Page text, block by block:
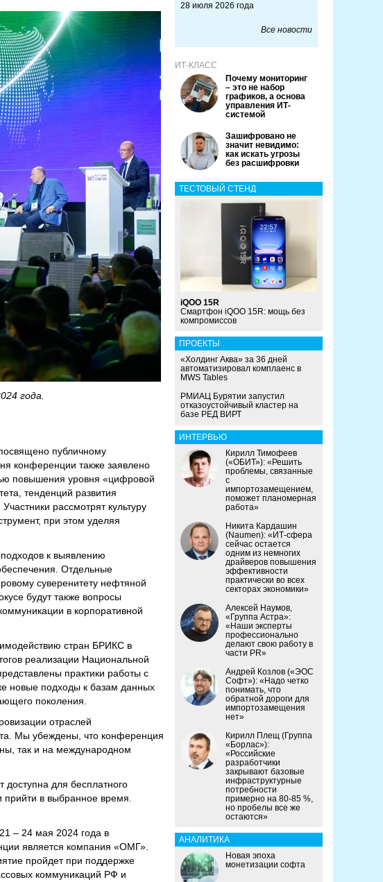
года.
публичному
конференции также заявлено
повышения уровня «цифровой
тенденций развития
рассмотрят культуру
при этом уделяя
к выявлению
Отдельные
суверенитету нефтяной
будут также вопросы
в корпоративной
стран БРИКС в
реализации Национальной
практики работы с
новые подходы к базам данных
поколения.
отраслей
Мы убеждены, что конференция
так и на международном
для бесплатного
в выбранное время.
– 24 мая 2024 года в
является компания «ОМГ».
пройдет при поддержке
коммуникаций РФ и
28 июля 2026 года
Все новости
ИТ-КЛАСС
Почему мониторинг
– это не набор
графиков, а основа
управления ИТ-
системой
Зашифровано не
значит невидимо:
как искать угрозы
без расшифровки
ТЕСТОВЫЙ СТЕНД
iQOO 15R
Смартфон iQOO 15R: мощь без
компромиссов
ПРОЕКТЫ
«Холдинг Аква» за 36 дней
автоматизировал комплаенс в
MWS Tables
РМИАЦ Бурятии запустил
отказоустойчивый кластер на
базе РЕД ВИРТ
ИНТЕРВЬЮ
Кирилл Тимофеев
(«ОБИТ»): «Решить
проблемы, связанные
с
импортозамещением,
поможет планомерная
работа»
Никита Кардашин
(Naumen): «ИТ-сфера
сейчас остается
одним из немногих
драйверов повышения
эффективности
практически во всех
секторах экономики»
Алексей Наумов,
«Группа Астра»:
«Наши эксперты
профессионально
делают свою работу в
части PR»
Андрей Козлов («ЭОС
Софт»): «Надо четко
понимать, что
обратной дороги для
импортозамещения
нет»
Кирилл Плещ (Группа
«Борлас»):
«Российские
разработчики
закрывают базовые
инфраструктурные
потребности
примерно на 80-85 %,
но пробелы все же
остаются»
АНАЛИТИКА
Новая эпоха
монетизации софта